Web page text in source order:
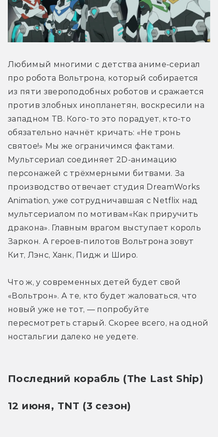
Любимый многими с детства аниме-сериал
про робота Вольтрона, который собирается
из пяти звероподобных роботов и сражается
против злобных инопланетян, воскресили на
западном ТВ. Кого-то это порадует, кто-то
обязательно начнёт кричать: «Не тронь
святое!» Мы же ограничимся фактами.
Мультсериал соединяет 2D-анимацию
персонажей с трёхмерными битвами. За
производство отвечает студия DreamWorks
Animation, уже сотрудничавшая с Netflix над
мультсериалом по мотивам«Как приручить
дракона». Главным врагом выступает король
Заркон. А героев-пилотов Вольтрона зовут
Кит, Лэнс, Ханк, Пидж и Широ.
Что ж, у современных детей будет свой
«Вольтрон». А те, кто будет жаловаться, что
новый уже не тот, — попробуйте
пересмотреть старый. Скорее всего, на одной
ностальгии далеко не уедете.
Последний корабль (The Last Ship)
12 июня, TNT (3 сезон)